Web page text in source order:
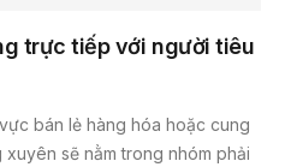
trực tiếp với người tiêu
bán lẻ hàng hóa hoặc cung
sẽ nằm trong nhóm phải